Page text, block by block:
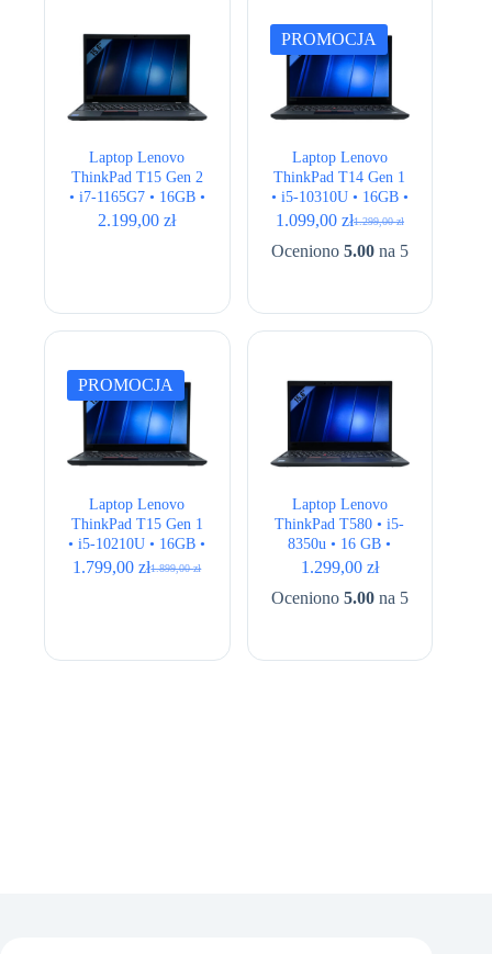
Laptop Lenovo
ThinkPad T15 Gen 2
• i7-1165G7 • 16GB •
256GB • Intel Iris Xe
2.199,00zł
PROMOCJA
Laptop Lenovo
ThinkPad T14 Gen 1
• i5-10310U • 16GB •
256GB • Intel UHD •
1.299,00zł
Pierwotna
cena
1.099,00 zł
Aktualna
cena
Oceniono 5.00na 5
PROMOCJA
Laptop Lenovo
ThinkPad T15 Gen 1
• i5-10210U • 16GB •
256GB • Intel UHD •
1.899,00zł
Pierwotna
1.799,00zł
Aktualna
Laptop Lenovo
ThinkPad T580 • i5-
8350u • 16 GB •
256GB • UHD 620 •
1.299,00 zł
Oceniono 5.00na 5